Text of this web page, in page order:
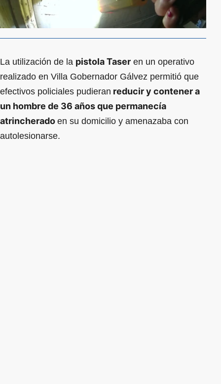
La utilización de la pistola Taser en un operativo
realizado en Villa Gobernador Gálvez permitió que
efectivos policiales pudieran reducir y contener a
un hombre de 36 años que permanecía
atrincherado en su domicilio y amenazaba con
autolesionarse.